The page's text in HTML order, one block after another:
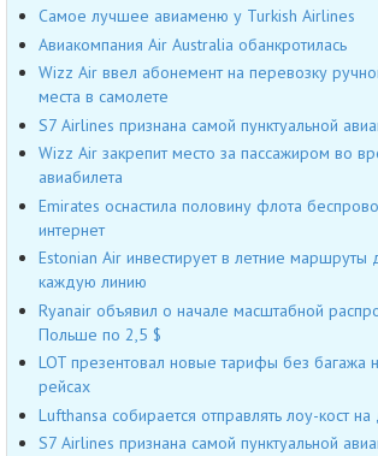
Самое лучшее авиаменю у Turkish Airlines
Авиакомпания Air Australia обанкротилась
Wizz Air ввел абонемент на перевозку
места в самолете
S7 Airlines признана самой пунктуальной
Wizz Air закрепит место за пассажиром во
авиабилета
Emirates оснастила половину флота
интернет
Estonian Air инвестирует в летние
каждую линию
Ryanair объявил о начале масштабной
Польше по 2,5 $
LOT презентовал новые тарифы без багажа
рейсах
Lufthansa собирается отправлять лоу-кост
S7 Airlines признана самой пунктуальной